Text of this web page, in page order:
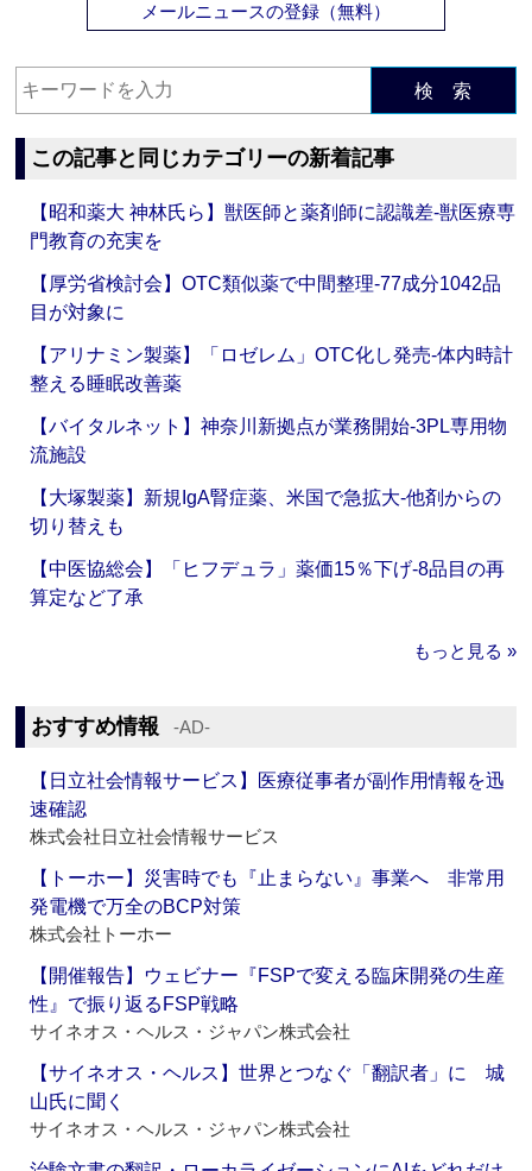
メールニュースの登録（無料）
検 索
この記事と同じカテゴリーの新着記事
【昭和薬大 神林氏ら】獣医師と薬剤師に認識差‐獣医療専
門教育の充実を
【厚労省検討会】OTC類似薬で中間整理‐77成分1042品
目が対象に
【アリナミン製薬】「ロゼレム」OTC化し発売‐体内時計
整える睡眠改善薬
【バイタルネット】神奈川新拠点が業務開始‐3PL専用物
流施設
【大塚製薬】新規IgA腎症薬、米国で急拡大‐他剤からの
切り替えも
【中医協総会】「ヒフデュラ」薬価15％下げ‐8品目の再
算定など了承
もっと見る »
おすすめ情報 ‐AD‐
【日立社会情報サービス】医療従事者が副作用情報を迅
速確認
株式会社日立社会情報サービス
【トーホー】災害時でも『止まらない』事業へ 非常用
発電機で万全のBCP対策
株式会社トーホー
【開催報告】ウェビナー『FSPで変える臨床開発の生産
性』で振り返るFSP戦略
サイネオス・ヘルス・ジャパン株式会社
【サイネオス・ヘルス】世界とつなぐ「翻訳者」に 城
山氏に聞く
サイネオス・ヘルス・ジャパン株式会社